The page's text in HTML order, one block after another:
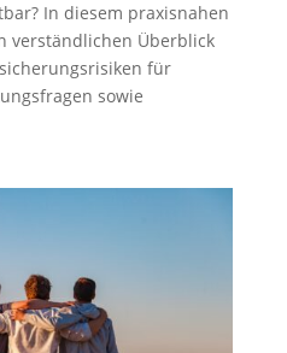
In diesem praxisnahen
verständlichen Überblick
für
sowie